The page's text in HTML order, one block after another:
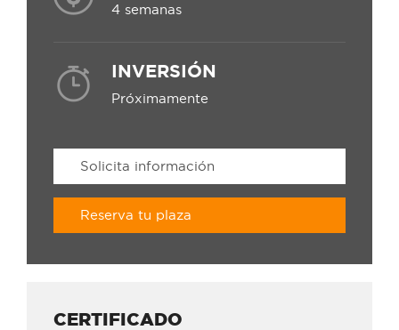
4 semanas
INVERSIÓN
Próximamente
Solicita información
Reserva tu plaza
CERTIFICADO